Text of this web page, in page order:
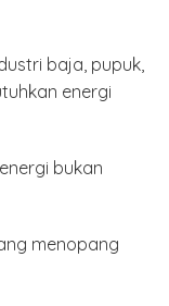
baja, pupuk,
energi
bukan
menopang